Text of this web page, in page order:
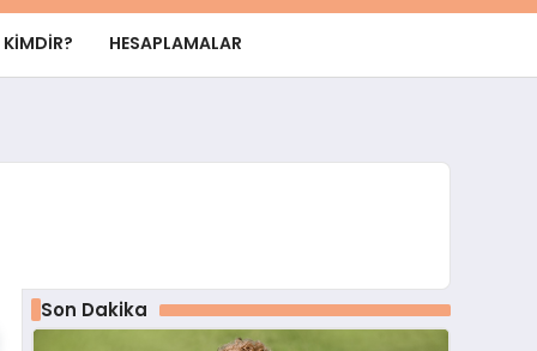
KIMDIR? HESAPLAMALAR
Son Dakika